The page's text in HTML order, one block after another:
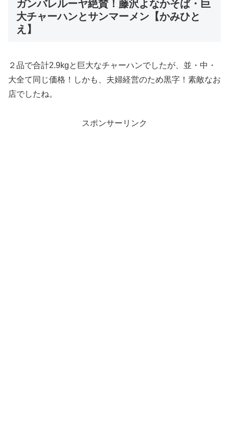
ガンバレルーヤ絶賛！藤沢よなかそば・巨
大チャーハンとサンマーメン【かみひと
え】
２品で合計2.9kgと巨大なチャーハンでしたが、並・中・
大全て同じ価格！しかも、夫婦経営のため黒字！素敵なお
店でしたね。
スポンサーリンク